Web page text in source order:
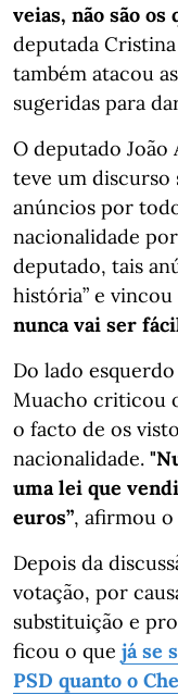
veias, não são os
deputada
também atacou
sugeridas para
O deputado João
teve um discurso
anúncios por
nacionalidade
deputado, tais
história” e vincou
nunca vai ser
Do lado
Muacho criticou
o facto de os
nacionalidade.
uma lei que
euros”, afirmou
Depois da
votação, por
substituição e
ficou o que já se
PSD quanto o